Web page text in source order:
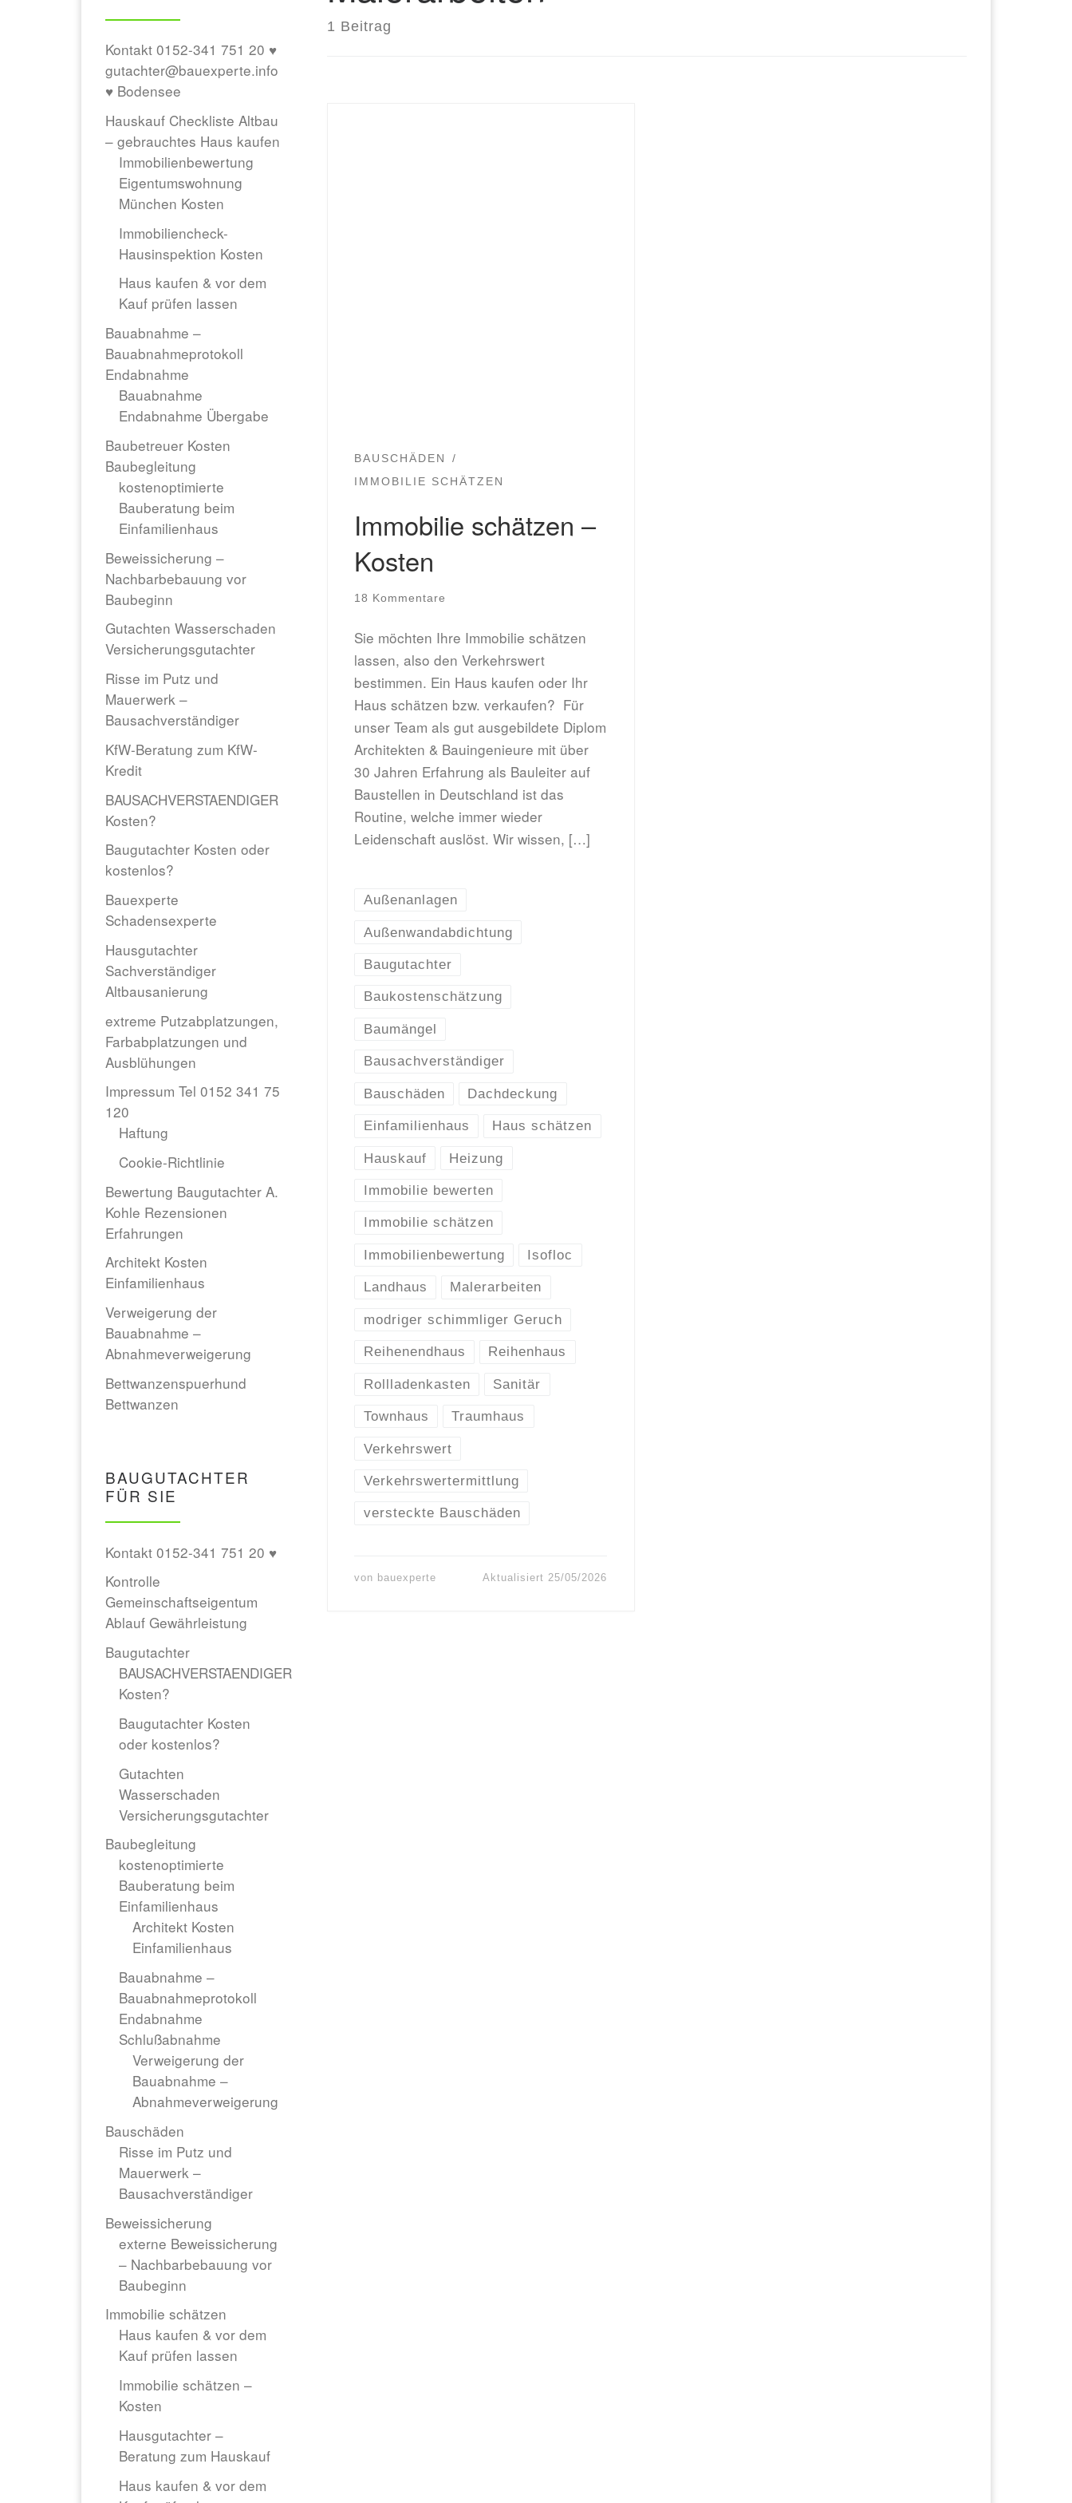
1 Beitrag
BAUSCHÄDEN
IMMOBILIE SCHÄTZEN
Immobilie schätzen –
Kosten
18 Kommentare
Sie möchten Ihre Immobilie schätzen
lassen, also den Verkehrswert
bestimmen. Ein Haus kaufen oder Ihr
Haus schätzen bzw. verkaufen? Für
unser Team als gut ausgebildete Diplom
Architekten & Bauingenieure mit über
30 Jahren Erfahrung als Bauleiter auf
Baustellen in Deutschland ist das
Routine, welche immer wieder
Leidenschaft auslöst. Wir wissen, […]
Außenanlagen
Außenwandabdichtung
Baugutachter
Baukostenschätzung
Baumängel
Bausachverständiger
Bauschäden Dachdeckung
Einfamilienhaus Haus schätzen
Hauskauf Heizung
Immobilie bewerten
Immobilie schätzen
Immobilienbewertung Isofloc
Landhaus Malerarbeiten
modriger schimmliger Geruch
Reihenendhaus Reihenhaus
Rollladenkasten Sanitär
Townhaus Traumhaus
Verkehrswert
Verkehrswertermittlung
versteckte Bauschäden
von bauexperte Aktualisiert25/05/2026
Kontakt 0152-341 751 20 ♥
gutachter@bauexperte.info
♥ Bodensee
Hauskauf Checkliste Altbau
– gebrauchtes Haus kaufen
Immobilienbewertung
Eigentumswohnung
München Kosten
Immobiliencheck-
Hausinspektion Kosten
Haus kaufen & vor dem
Kauf prüfen lassen
Bauabnahme –
Bauabnahmeprotokoll
Endabnahme
Bauabnahme
Endabnahme Übergabe
Baubetreuer Kosten
Baubegleitung
kostenoptimierte
Bauberatung beim
Einfamilienhaus
Beweissicherung –
Nachbarbebauung vor
Baubeginn
Gutachten Wasserschaden
Versicherungsgutachter
Risse im Putz und
Mauerwerk –
Bausachverständiger
KfW-Beratung zum KfW-
Kredit
BAUSACHVERSTAENDIGER
Kosten?
Baugutachter Kosten oder
kostenlos?
Bauexperte
Schadensexperte
Hausgutachter
Sachverständiger
Altbausanierung
extreme Putzabplatzungen,
Farbabplatzungen und
Ausblühungen
Impressum Tel 0152 341 75
120
Haftung
Cookie-Richtlinie
Bewertung Baugutachter A.
Kohle Rezensionen
Erfahrungen
Architekt Kosten
Einfamilienhaus
Verweigerung der
Bauabnahme –
Abnahmeverweigerung
Bettwanzenspuerhund
Bettwanzen
BAUGUTACHTER
FÜR SIE
Kontakt 0152-341 751 20 ♥
Kontrolle
Gemeinschaftseigentum
Ablauf Gewährleistung
Baugutachter
BAUSACHVERSTAENDIGER
Kosten?
Baugutachter Kosten
oder kostenlos?
Gutachten
Wasserschaden
Versicherungsgutachter
Baubegleitung
kostenoptimierte
Bauberatung beim
Einfamilienhaus
Architekt Kosten
Einfamilienhaus
Bauabnahme –
Bauabnahmeprotokoll
Endabnahme
Schlußabnahme
Verweigerung der
Bauabnahme –
Abnahmeverweigerung
Bauschäden
Risse im Putz und
Mauerwerk –
Bausachverständiger
Beweissicherung
externe Beweissicherung
– Nachbarbebauung vor
Baubeginn
Immobilie schätzen
Haus kaufen & vor dem
Kauf prüfen lassen
Immobilie schätzen –
Kosten
Hausgutachter –
Beratung zum Hauskauf
Haus kaufen & vor dem